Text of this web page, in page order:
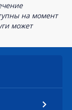
на момент
может